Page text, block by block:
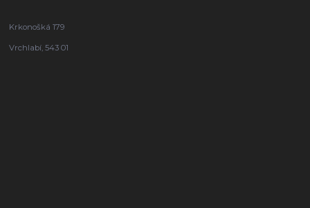
Krkonošká 179
Vrchlabí, 543 01